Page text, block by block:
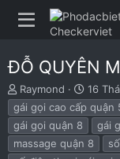
ĐỖ QUYÊN
B
ắ
t
đ
ầ
Raymond
N
g
à
b
16
gái gọi cao cấp quận
gái gọi quận 8
gái
massage quận 8